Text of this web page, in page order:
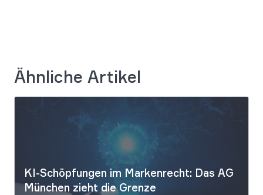
Ähnliche Artikel
KI-Schöpfungen im Markenrecht: Das AG
München zieht die Grenze